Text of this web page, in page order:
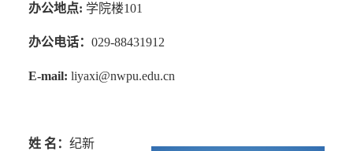
办公地点: 学院楼101
办公电话： 029-88431912
E-mail: liyaxi@nwpu.edu.cn
姓 名： 纪新